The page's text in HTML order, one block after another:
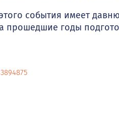
события имеет
прошедшие годы